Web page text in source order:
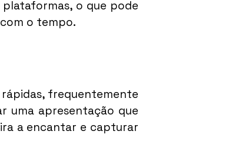
o que pode
o tempo.
frequentemente
uma apresentação que
a encantar e capturar